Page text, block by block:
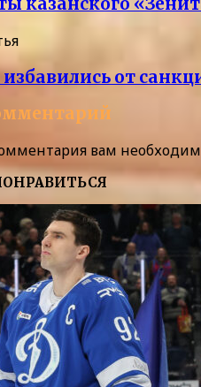
казанского
от
вам